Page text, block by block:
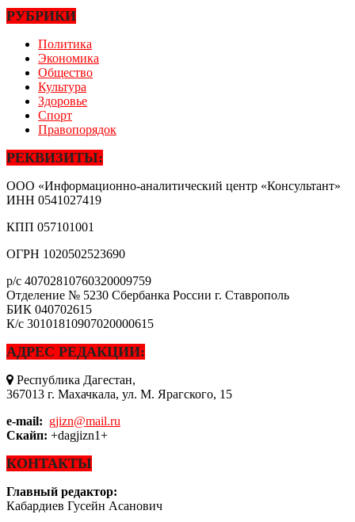
РУБРИКИ
Политика
Экономика
Общество
Культура
Здоровье
Спорт
Правопорядок
РЕКВИЗИТЫ:
ООО «Информационно-аналитический центр «Консультант»
ИНН 0541027419
КПП 057101001
ОГРН 1020502523690
р/с 40702810760320009759
Отделение № 5230 Сбербанка России г. Ставрополь
БИК 040702615
К/с 30101810907020000615
АДРЕС РЕДАКЦИИ:
Республика Дагестан,
367013 г. Махачкала, ул. М. Ярагского, 15
e-mail: gjizn@mail.ru
Скайп: +dagjizn1+
КОНТАКТЫ
Главный редактор:
Кабардиев Гусейн Асанович